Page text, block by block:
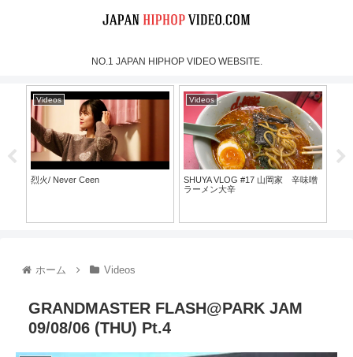
NO.1 JAPAN HIPHOP VIDEO WEBSITE.
Videos
烈火/ Never Ceen
Videos
SHUYA VLOG #17 山岡家 辛味噌
ラーメン大辛
ホーム Videos
GRANDMASTER FLASH@PARK JAM
09/08/06 (THU) Pt.4